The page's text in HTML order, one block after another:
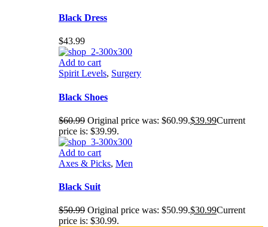
Black Dress
$43.99
Add to cart
Spirit Levels, Surgery
Black Shoes
$60.99 Original price was: $60.99.$39.99Current
price is: $39.99.
Add to cart
Axes & Picks, Men
Black Suit
$50.99 Original price was: $50.99.$30.99Current
price is: $30.99.